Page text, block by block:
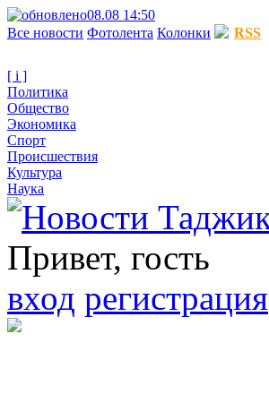
08.08 14:50
Все новости Фотолента Колонки RSS
[ i ]
Политика
Общество
Экономика
Спорт
Происшествия
Культура
Наука
Привет, гость
вход регистрация